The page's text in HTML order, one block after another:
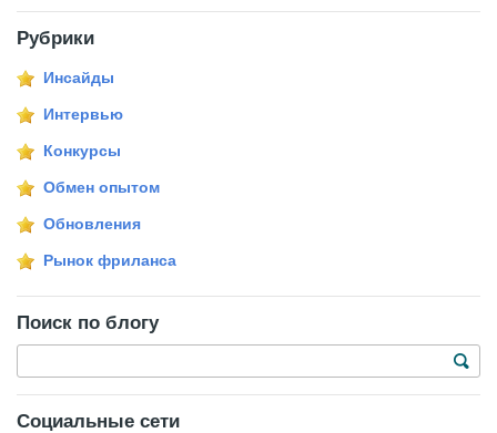
Рубрики
Инсайды
Интервью
Конкурсы
Обмен опытом
Обновления
Рынок фриланса
Поиск по блогу
Социальные сети